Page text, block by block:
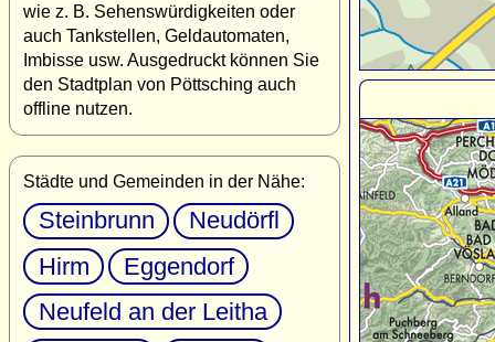
wie z. B. Sehenswürdigkeiten oder
auch Tankstellen, Geldautomaten,
Imbisse usw. Ausgedruckt können Sie
den Stadtplan von Pöttsching auch
offline nutzen.
Städte und Gemeinden in der Nähe:
Steinbrunn
Neudörfl
Hirm
Eggendorf
Neufeld an der Leitha